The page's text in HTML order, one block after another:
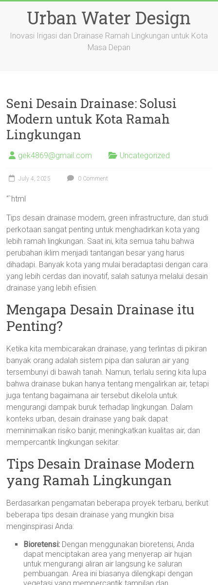
Urban Water Design
Inovasi Irigasi dan Drainase Ramah Lingkungan untuk Kota
Masa Depan
Seni Desain Drainase: Solusi
Modern untuk Kota Ramah
Lingkungan
gek4869@gmail.com Uncategorized
July 4, 2025 0 Comment
“`html
Tips desain drainase modern, green infrastructure, dan studi
perkotaan sangat penting untuk menghadirkan kota yang
lebih ramah lingkungan. Saat ini, kita semua tahu bahwa
perubahan iklim menjadi tantangan besar yang harus
dihadapi. Banyak kota yang mulai beradaptasi dengan cara
yang lebih cerdas dan inovatif, salah satunya melalui desain
drainase yang lebih efisien.
Mengapa Desain Drainase itu
Penting?
Ketika kita membicarakan drainase, yang terlintas di pikiran
banyak orang adalah sistem pipa dan saluran air yang
tersembunyi di bawah tanah. Namun, terlalu sering kita lupa
bahwa drainase bukan hanya tentang mengalirkan air, tetapi
juga tentang bagaimana air tersebut dikelola untuk
mengurangi dampak buruk terhadap lingkungan. Dalam
konteks urban, desain drainase yang baik dapat
meminimalkan risiko banjir, meningkatkan kualitas air, dan
mempercantik lingkungan sekitar.
Tips Desain Drainase Modern
yang Ramah Lingkungan
Berdasarkan pengamatan beberapa proyek terbaru, berikut
beberapa tips desain drainase yang mungkin bisa
menginspirasi Anda:
Bioretensi: Dengan menggunakan bioretensi, Anda
dapat menciptakan area yang menyerap air hujan
untuk mengurangi aliran air langsung ke saluran
pembuangan. Area ini biasanya dilengkapi dengan